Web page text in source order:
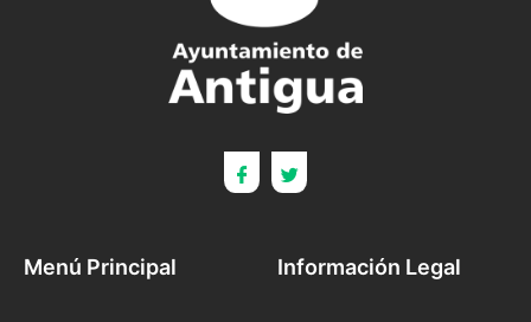
Menú Principal Información Legal